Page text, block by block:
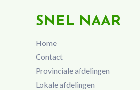
SNEL NAAR
Home
Contact
Provinciale afdelingen
Lokale afdelingen